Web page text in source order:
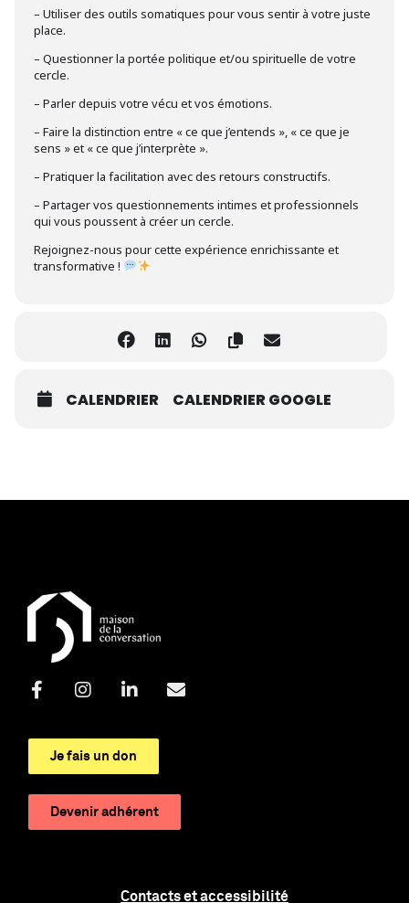
– Utiliser des outils somatiques pour vous sentir à votre juste
place.
– Questionner la portée politique et/ou spirituelle de votre
cercle.
– Parler depuis votre vécu et vos émotions.
– Faire la distinction entre « ce que j’entends », « ce que je
sens » et « ce que j’interprète ».
– Pratiquer la facilitation avec des retours constructifs.
– Partager vos questionnements intimes et professionnels
qui vous poussent à créer un cercle.
Rejoignez-nous pour cette expérience enrichissante et
transformative !
CALENDRIER CALENDRIER GOOGLE
Je fais un don
Devenir adhérent
Contacts et accessibilité